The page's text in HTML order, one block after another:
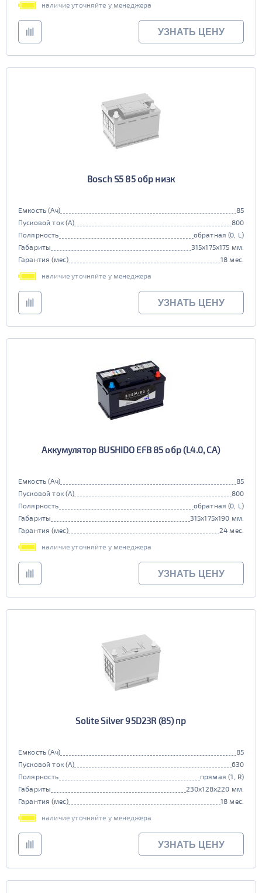
наличие уточняйте у менеджера
УЗНАТЬ ЦЕНУ
Bosch S5 85 обр низк
Емкость (Ач)
85
Пусковой ток (А)
800
Полярность
обратная (0, L)
Габариты
315x175x175 мм.
Гарантия (мес)
18 мес.
наличие уточняйте у менеджера
УЗНАТЬ ЦЕНУ
Аккумулятор BUSHIDO EFB 85 обр (L4.0, CA)
Емкость (Ач)
85
Пусковой ток (А)
800
Полярность
обратная (0, L)
Габариты
315x175x190 мм.
Гарантия (мес)
24 мес.
наличие уточняйте у менеджера
УЗНАТЬ ЦЕНУ
Solite Silver 95D23R (85) пр
Емкость (Ач)
85
Пусковой ток (А)
630
Полярность
прямая (1, R)
Габариты
230x128x220 мм.
Гарантия (мес)
18 мес.
наличие уточняйте у менеджера
УЗНАТЬ ЦЕНУ